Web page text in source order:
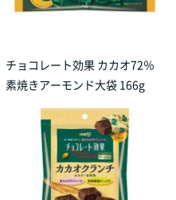
チョコレート効果 カカオ72％
素焼きアーモンド大袋 166g